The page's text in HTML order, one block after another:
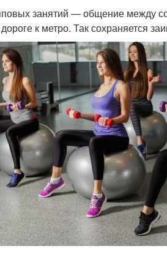
Занятия в фитнес-клубе
Зал перед групповыми
занятиями
Занятия для похудения
Пути к групповым
занятиям
занятий — общение между
к метро. Так сохраняется